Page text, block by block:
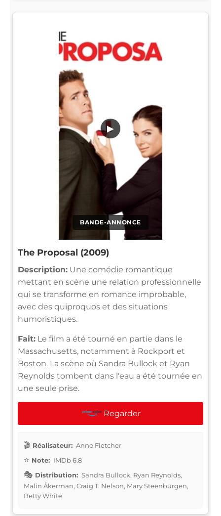
BANDE-ANNONCE
▶
The Proposal (2009)
Description: Une comédie romantique
mettant en scène une relation professionnelle
qui se transforme en romance improbable,
avec des quiproquos et des situations
humoristiques.
Fait: Le film a été tourné en partie dans le
Massachusetts, notamment à Rockport et
Boston. La scène où Sandra Bullock et Ryan
Reynolds tombent dans l'eau a été tournée en
une seule prise.
Regarder
Réalisateur: Anne Fletcher
Note: IMDb 6.8
Distribution: Sandra Bullock, Ryan Reynolds,
Malin Åkerman, Craig T. Nelson, Mary Steenburgen,
Betty White